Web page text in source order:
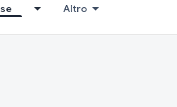
Altro